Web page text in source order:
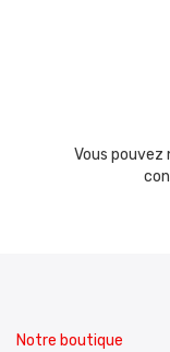
Vous
Notre boutique